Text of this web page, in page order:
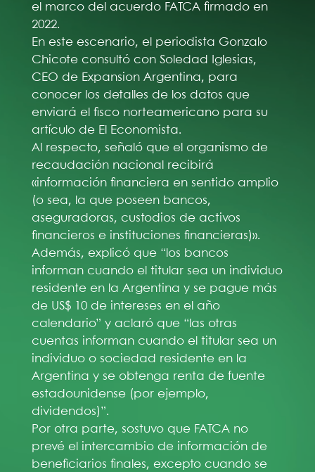
el marco del acuerdo FATCA firmado en
2022.
En este escenario, el periodista Gonzalo
Chicote consultó con Soledad Iglesias,
CEO de Expansion Argentina, para
conocer los detalles de los datos que
enviará el fisco norteamericano para su
artículo de El Economista.
Al respecto, señaló que el organismo de
recaudación nacional recibirá
«información financiera en sentido amplio
(o sea, la que poseen bancos,
aseguradoras, custodios de activos
financieros e instituciones financieras)».
Además, explicó que “los bancos
informan cuando el titular sea un individuo
residente en la Argentina y se pague más
de US$ 10 de intereses en el año
calendario” y aclaró que “las otras
cuentas informan cuando el titular sea un
individuo o sociedad residente en la
Argentina y se obtenga renta de fuente
estadounidense (por ejemplo,
dividendos)”.
Por otra parte, sostuvo que FATCA no
prevé el intercambio de información de
beneficiarios finales, excepto cuando se